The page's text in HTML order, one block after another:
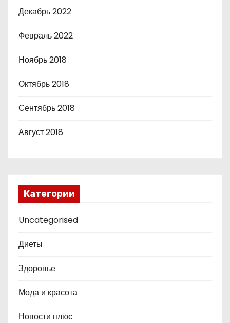
Декабрь 2022
Февраль 2022
Ноябрь 2018
Октябрь 2018
Сентябрь 2018
Август 2018
Категории
Uncategorised
Диеты
Здоровье
Мода и красота
Новости плюс